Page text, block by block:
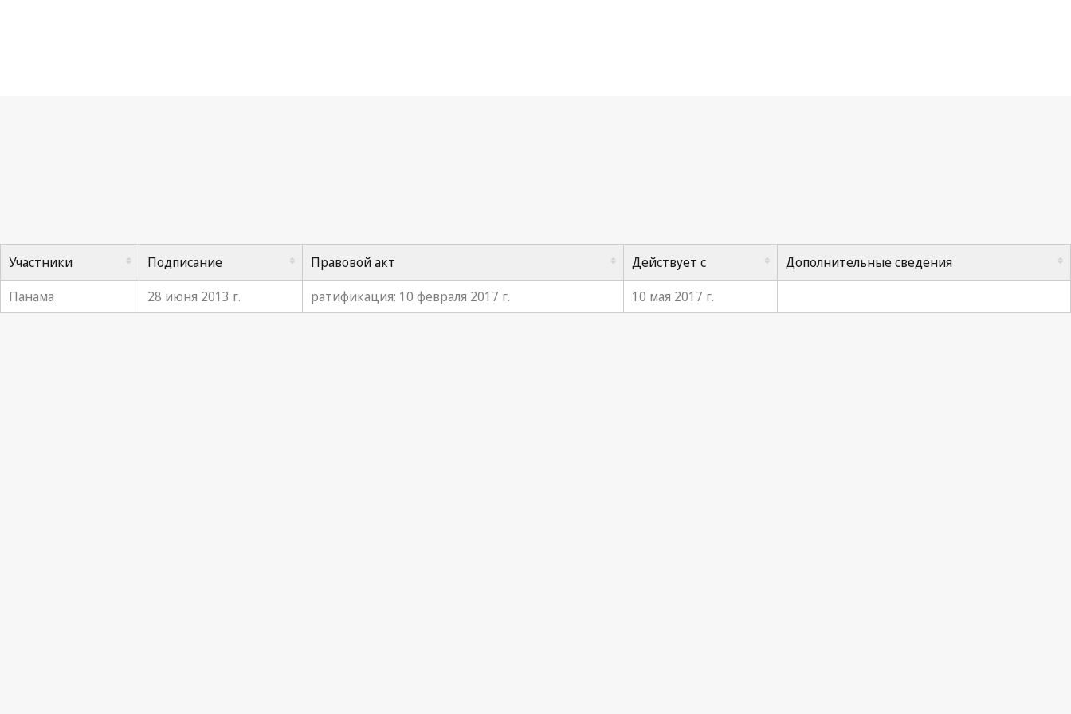
Участники Подписание Правовой акт Действует с
Дополнительные сведения
Панама
28 июня 2013 г. ратификация: 10 февраля 2017 г. 10 мая 2017 г.